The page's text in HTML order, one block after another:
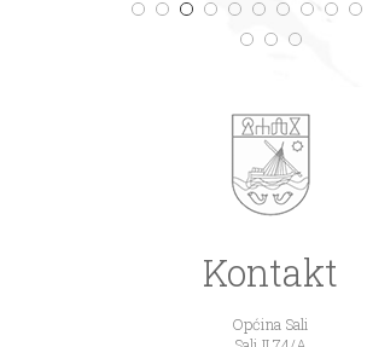
Kontakt
Općina Sali